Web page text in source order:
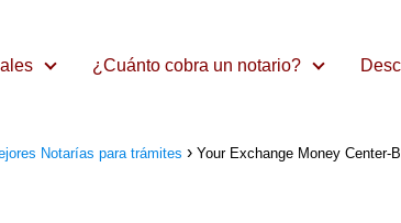
¿Cuánto cobra un notario?
Notarías para trámites
Your Exchange Money Center-